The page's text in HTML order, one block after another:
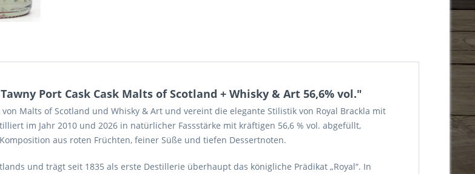
Port Cask Cask Malts of Scotland + Whisky & Art 56,6% vol."
Malts of Scotland und Whisky & Art und vereint die elegante Stilistik von Royal Brackla mit
im Jahr 2010 und 2026 in natürlicher Fassstärke mit kräftigen 56,6 % vol. abgefüllt,
aus roten Früchten, feiner Süße und tiefen Dessertnoten.
und trägt seit 1835 als erste Destillerie überhaupt das königliche Prädikat „Royal“. In